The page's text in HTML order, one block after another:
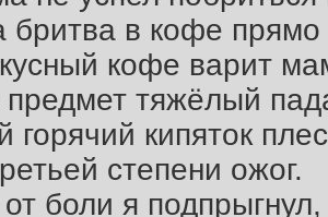
бритва в кофе прямо
кофе варит
предмет тяжёлый
горячий кипяток
степени ожог.
боли я